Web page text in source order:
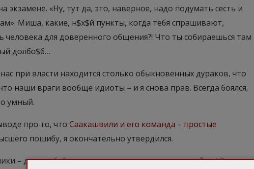
экзамене. «Ну, тут да, это, наверное, надо подумать сесть и
Миша, какие, н$х$й пункты, когда тебя спрашивают,
для доверенного общения?! Что ты собираешься там
долбо$б…
при власти находится столько обыкновенных дураков, что
наши враги вообще идиоты – и я снова прав. Всегда боялся,
умный.
про то, что Саакашвили и его команда – простые
пошибу, я окончательно утвердился.
– делили бабло – это же просто праздник какой-то! Это